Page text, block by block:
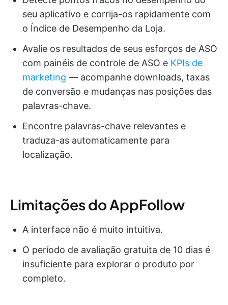
seu aplicativo e corrija-os rapidamente com
o Índice de Desempenho da Loja.
Avalie os resultados de seus esforços de ASO
com painéis de controle de ASO e KPIs de
marketing — acompanhe downloads, taxas
de conversão e mudanças nas posições das
palavras-chave.
Encontre palavras-chave relevantes e
traduza-as automaticamente para
localização.
Limitações do AppFollow
A interface não é muito intuitiva.
O período de avaliação gratuita de 10 dias é
insuficiente para explorar o produto por
completo.